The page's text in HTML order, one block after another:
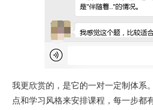
我更欣赏的，是它的一对一定制体系
点和学习风格来安排课程，每一步都